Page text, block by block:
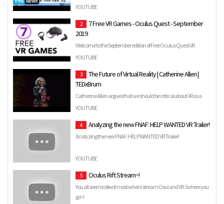
도 바꾸고 있습니다. 분당서울대학교병원이 각종 최신 첨
YOUTUBE
2
7 Free VR Games - Oculus Quest - September
2019
Welcome to the September edition of Free Oculus Quest VR
Games! All the links you need are down below... Octopus Quest
YOUTUBE
3
The Future of Virtual Reality | Catherine Allen |
TEDxBrum
Catherine Allen argues that we should be critical about VR as a
whole new form of communication. We hear from her why VR…
YOUTUBE
4 Analyzing the new FNAF: HELP WANTED VR Trailer!
Analyzing the new FNAF: HELP WANTED VR Trailer!
YOUTUBE
5 Oculus Rift Stream~!
You all seem to like it most when I stream Osu! and VR. So here you
go~!